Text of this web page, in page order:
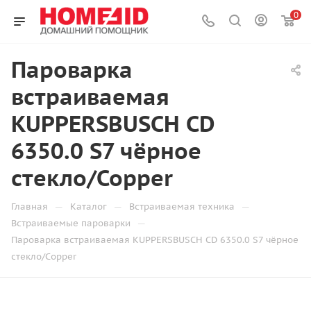
0
Пароварка
встраиваемая
KUPPERSBUSCH CD
6350.0 S7 чёрное
стекло/Copper
Главная — Каталог — Встраиваемая техника —
Встраиваемые пароварки —
Пароварка встраиваемая KUPPERSBUSCH CD 6350.0 S7 чёрное
стекло/Copper